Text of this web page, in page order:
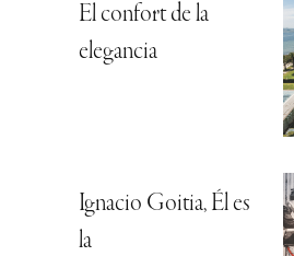
El confort de la
elegancia
Ignacio Goitia, Él es
la